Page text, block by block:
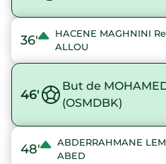
36'
HACENE MAGHNINI
ALLOU
46'
But de
(OSMDBK)
48'
ABDERRAHMANE
ABED